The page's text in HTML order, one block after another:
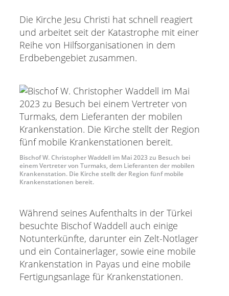
Die Kirche Jesu Christi hat schnell reagiert
und arbeitet seit der Katastrophe mit einer
Reihe von Hilfsorganisationen in dem
Erdbebengebiet zusammen.
Bischof W. Christopher Waddell im Mai 2023 zu Besuch bei
einem Vertreter von Turmaks, dem Lieferanten der mobilen
Krankenstation. Die Kirche stellt der Region fünf mobile
Krankenstationen bereit.
Während seines Aufenthalts in der Türkei
besuchte Bischof Waddell auch einige
Notunterkünfte, darunter ein Zelt-Notlager
und ein Containerlager, sowie eine mobile
Krankenstation in Payas und eine mobile
Fertigungsanlage für Krankenstationen.